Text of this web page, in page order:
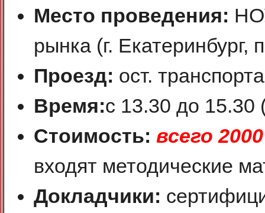
Место проведения:
рынка (г. Екатеринбург,
Проезд: ост.
Время:с 13.30 до 15.30
Стоимость: всего
входят методические
Докладчики: